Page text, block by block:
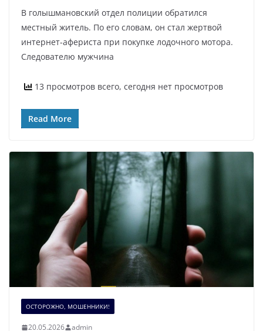
В голышмановский отдел полиции обратился
местный житель. По его словам, он стал жертвой
интернет-афериста при покупке лодочного мотора.
Следователю мужчина
13 просмотров всего, сегодня нет просмотров
Read More
ОСТОРОЖНО, МОШЕННИКИ!
20.05.2026 admin